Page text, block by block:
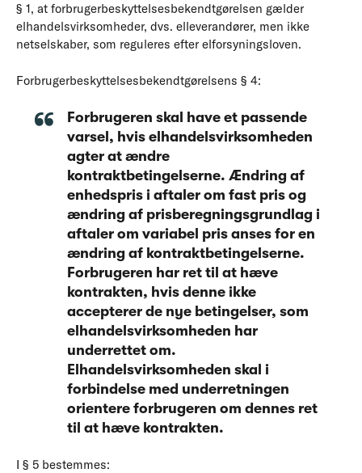
§ 1, at forbrugerbeskyttelsesbekendtgørelsen gælder
elhandelsvirksomheder, dvs. elleverandører, men ikke
netselskaber, som reguleres efter elforsyningsloven.
Forbrugerbeskyttelsesbekendtgørelsens § 4:
Forbrugeren skal have et passende
varsel, hvis elhandelsvirksomheden
agter at ændre
kontraktbetingelserne. Ændring af
enhedspris i aftaler om fast pris og
ændring af prisberegningsgrundlag i
aftaler om variabel pris anses for en
ændring af kontraktbetingelserne.
Forbrugeren har ret til at hæve
kontrakten, hvis denne ikke
accepterer de nye betingelser, som
elhandelsvirksomheden har
underrettet om.
Elhandelsvirksomheden skal i
forbindelse med underretningen
orientere forbrugeren om dennes ret
til at hæve kontrakten.
I § 5 bestemmes: